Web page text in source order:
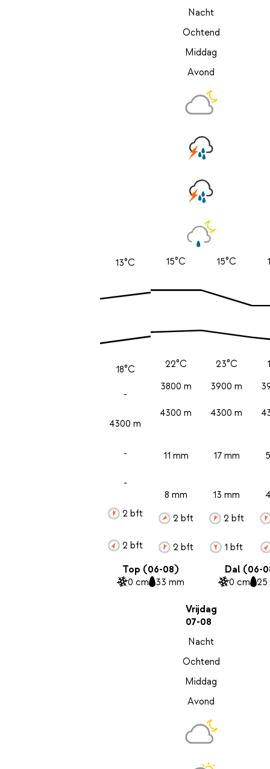
Nacht
Ochtend
Middag
Avond
13°C
18°C
-
4300 m
-
-
2 bft
2 bft
15°C
22°C
3800 m
4300 m
11 mm
8 mm
2 bft
2 bft
15°C
23°C
3900 m
4300 m
17 mm
13 mm
2 bft
1 bft
Top (06-08)
0 cm 33 mm
Dal (06-
0 cm 25
Vrijdag
07-08
Nacht
Ochtend
Middag
Avond